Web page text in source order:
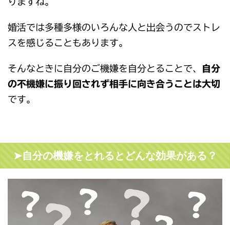
婚活では多種多様のいろんな人と出会うのでストレ
スを感じることもあります。
そんなときに自分のご機嫌を自分とることで、
自分
の不機嫌に振り回されず相手に向き合うことは大切
です。
➤自分の機嫌をとれるとどんな効果がある？